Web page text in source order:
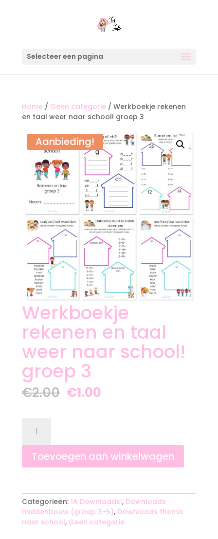
Selecteer een pagina
Home/ Geen categorie/ Werkboekje rekenen
en taal weer naar school! groep 3
Aanbieding!
Werkboekje
rekenen en taal
weer naar school!
groep 3
€2.00 Oorspronkelijke
prijs
€1.00Huidige
rekenen
en
taal
groep
3
aantal
Toevoegen aan winkelwagen
t
e
r
Categorieën: 1A Downloads!, Downloads
middenbouw (groep 3-5), Downloads thema
naar school, Geen categorie